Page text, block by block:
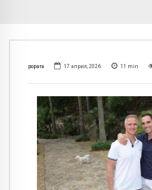
popara 17 април, 2026 11 min